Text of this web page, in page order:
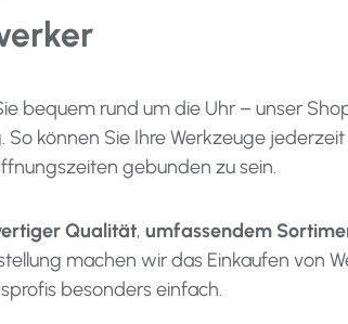
bequem rund um die Uhr – unser
So können Sie Ihre Werkzeuge
gebunden zu sein.
Qualität, umfassendem
machen wir das Einkaufen von
besonders einfach.